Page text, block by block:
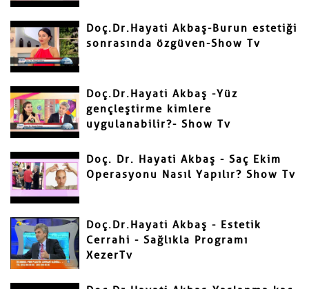
Doç.Dr.Hayati Akbaş-Burun estetiği
sonrasında özgüven-Show Tv
Doç.Dr.Hayati Akbaş -Yüz
gençleştirme kimlere
uygulanabilir?- Show Tv
Doç. Dr. Hayati Akbaş - Saç Ekim
Operasyonu Nasıl Yapılır? Show Tv
Doç.Dr.Hayati Akbaş - Estetik
Cerrahi - Sağlıkla Programı
XezerTv